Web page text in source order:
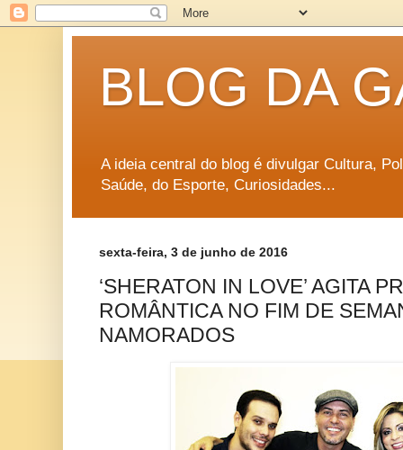
BLOG DA
A ideia central do blog é divulgar Cultura,
Saúde, do Esporte, Curiosidades...
sexta-feira, 3 de junho de 2016
‘SHERATON IN LOVE’ AGITA
ROMÂNTICA NO FIM DE
NAMORADOS